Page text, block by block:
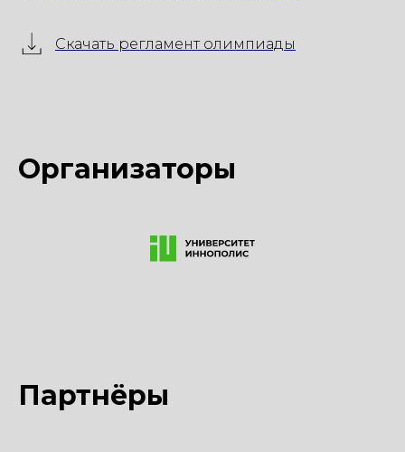
Скачать регламент олимпиады
Организаторы
Партнёры